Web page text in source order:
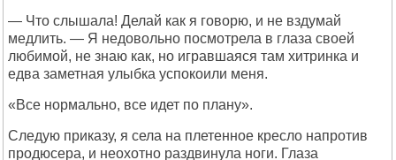
— Что слышала! Делай как я говорю, и не вздумай
медлить. — Я недовольно посмотрела в глаза своей
любимой, не знаю как, но игравшаяся там хитринка и
едва заметная улыбка успокоили меня.
«Все нормально, все идет по плану».
Следую приказу, я села на плетенное кресло напротив
продюсера, и неохотно раздвинула ноги. Глаза